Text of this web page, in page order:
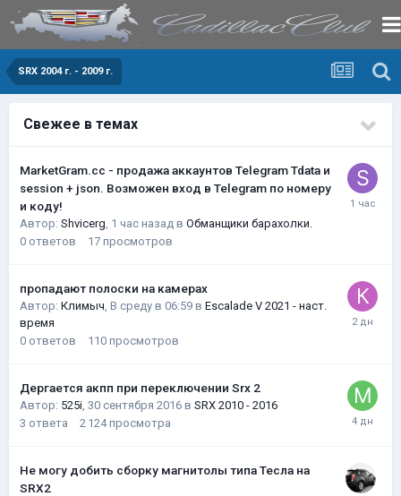
SRX 2004 г. - 2009 г.
Свежее в темах
MarketGram.cc - продажа аккаунтов Telegram Tdata и
session + json. Возможен вход в Telegram по номеру
и коду!
Автор: Shvicerg, 1 час назад в Обманщики барахолки.
0 ответов 17 просмотров
пропадают полоски на камерах
Автор: Климыч, В среду в 06:59 в Escalade V 2021 - наст.
время
0 ответов 110 просмотров
Дергается акпп при переключении Srx 2
Автор: 525i, 30 сентября 2016 в SRX 2010 - 2016
3 ответа 2 124 просмотра
Не могу добить сборку магнитолы типа Тесла на
SRX2